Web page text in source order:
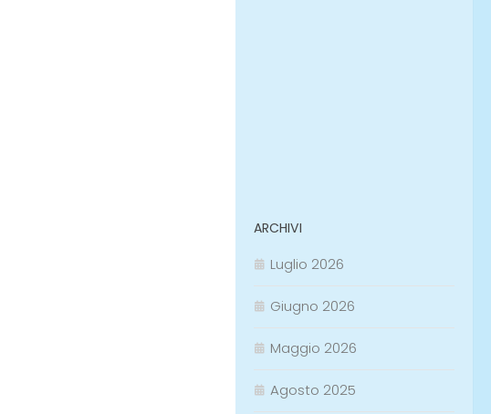
ARCHIVI
Luglio 2026
Giugno 2026
Maggio 2026
Agosto 2025